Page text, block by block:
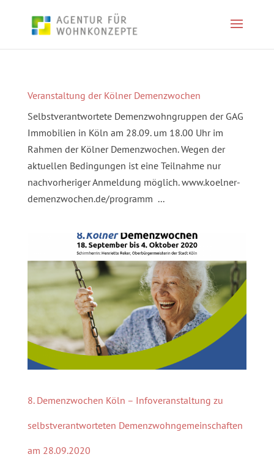
Veranstaltung der Kölner Demenzwochen
Selbstverantwortete Demenzwohngruppen der GAG
Immobilien in Köln am 28.09. um 18.00 Uhr im
Rahmen der Kölner Demenzwochen. Wegen der
aktuellen Bedingungen ist eine Teilnahme nur
nachvorheriger Anmeldung möglich. www.koelner-
demenzwochen.de/programm ...
8. Demenzwochen Köln – Infoveranstaltung zu
selbstverantworteten Demenzwohngemeinschaften
am 28.09.2020